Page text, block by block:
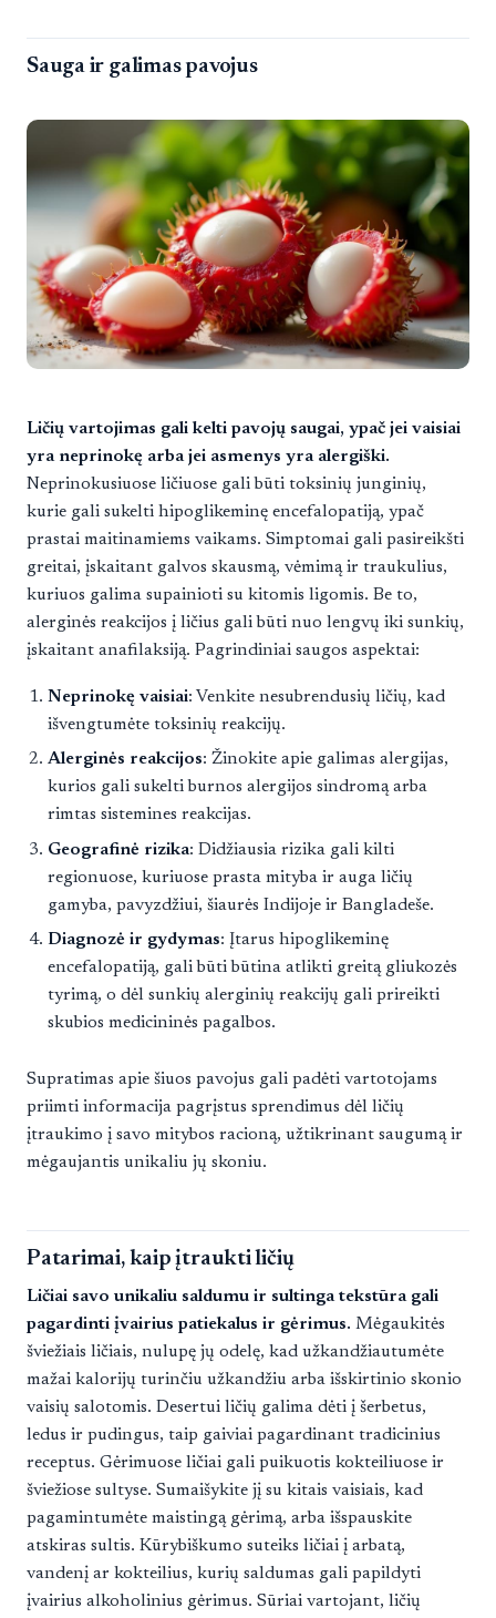
Sauga ir galimas pavojus
Ličių vartojimas gali kelti pavojų saugai, ypač jei vaisiai
yra neprinokę arba jei asmenys yra alergiški.
Neprinokusiuose ličiuose gali būti toksinių junginių,
kurie gali sukelti hipoglikeminę encefalopatiją, ypač
prastai maitinamiems vaikams. Simptomai gali pasireikšti
greitai, įskaitant galvos skausmą, vėmimą ir traukulius,
kuriuos galima supainioti su kitomis ligomis. Be to,
alerginės reakcijos į ličius gali būti nuo lengvų iki sunkių,
įskaitant anafilaksiją. Pagrindiniai saugos aspektai:
Neprinokę vaisiai: Venkite nesubrendusių ličių, kad
išvengtumėte toksinių reakcijų.
Alerginės reakcijos: Žinokite apie galimas alergijas,
kurios gali sukelti burnos alergijos sindromą arba
rimtas sistemines reakcijas.
Geografinė rizika: Didžiausia rizika gali kilti
regionuose, kuriuose prasta mityba ir auga ličių
gamyba, pavyzdžiui, šiaurės Indijoje ir Bangladeše.
Diagnozė ir gydymas: Įtarus hipoglikeminę
encefalopatiją, gali būti būtina atlikti greitą gliukozės
tyrimą, o dėl sunkių alerginių reakcijų gali prireikti
skubios medicininės pagalbos.
Supratimas apie šiuos pavojus gali padėti vartotojams
priimti informacija pagrįstus sprendimus dėl ličių
įtraukimo į savo mitybos racioną, užtikrinant saugumą ir
mėgaujantis unikaliu jų skoniu.
Patarimai, kaip įtraukti ličių
Ličiai savo unikaliu saldumu ir sultinga tekstūra gali
pagardinti įvairius patiekalus ir gėrimus. Mėgaukitės
šviežiais ličiais, nulupę jų odelę, kad užkandžiautumėte
mažai kalorijų turinčiu užkandžiu arba išskirtinio skonio
vaisių salotomis. Desertui ličių galima dėti į šerbetus,
ledus ir pudingus, taip gaiviai pagardinant tradicinius
receptus. Gėrimuose ličiai gali puikuotis kokteiliuose ir
šviežiose sultyse. Sumaišykite jį su kitais vaisiais, kad
pagamintumėte maistingą gėrimą, arba išspauskite
atskiras sultis. Kūrybiškumo suteiks ličiai į arbatą,
vandenį ar kokteilius, kurių saldumas gali papildyti
įvairius alkoholinius gėrimus. Sūriai vartojant, ličių